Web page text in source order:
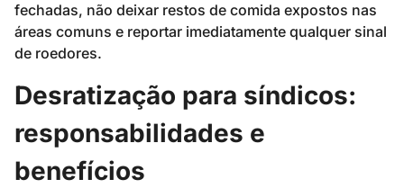
fechadas, não deixar restos de comida expostos nas
áreas comuns e reportar imediatamente qualquer sinal
de roedores.
Desratização para síndicos:
responsabilidades e
benefícios